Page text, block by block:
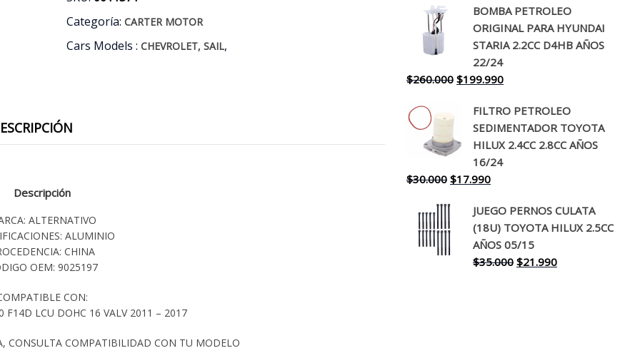
Categoría:CARTER MOTOR
Cars Models :CHEVROLET,SAIL,
Descripción
ALTERNATIVO
ALUMINIO
CHINA
OEM: 9025197
CON:
F14D LCU DOHC 16 VALV 2011 – 2017
CONSULTA COMPATIBILIDAD CON TU MODELO
original
era:
$650.000.
actual
es:
$519.990.
BOMBA PETROLEO
ORIGINAL PARA HYUNDAI
STARIA 2.2CC D4HB AÑOS
22/24
$260.000 El
original
era:
$260.000.
$199.990El
actual
es:
$199.990.
FILTRO PETROLEO
SEDIMENTADOR TOYOTA
HILUX 2.4CC 2.8CC AÑOS
16/24
$30.000 El
original
era:
$30.000.
$17.990El
actual
es:
$17.990.
JUEGO PERNOS CULATA
(18U) TOYOTA HILUX 2.5CC
AÑOS 05/15
$35.000 El
$21.990El